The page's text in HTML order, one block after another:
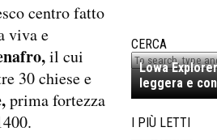
centro fatto
viva e
il cui
30 chiese e
prima fortezza
CERCA
Lowa
leggera e
I PIÙ LETTI